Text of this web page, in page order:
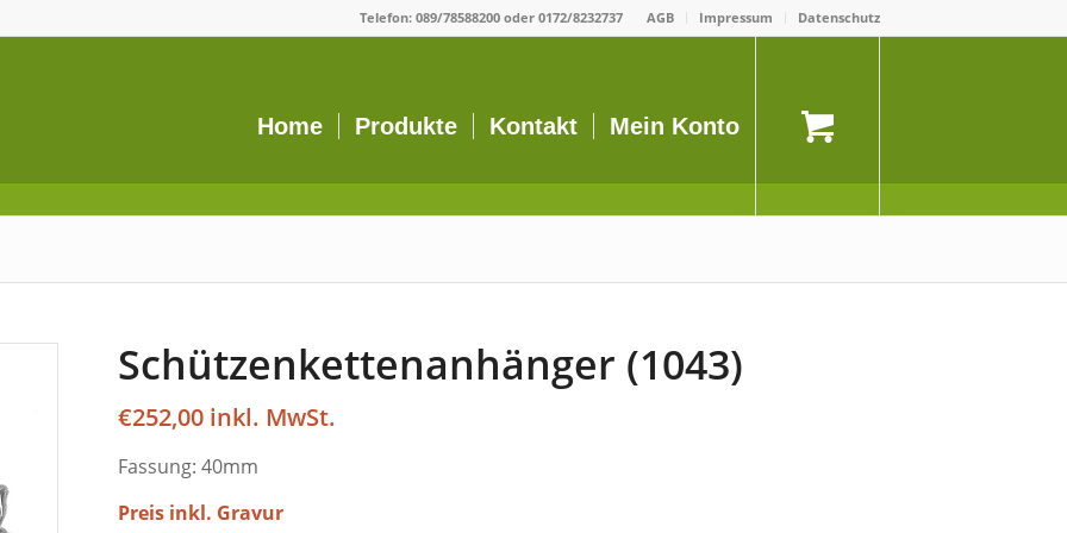
AGB Impressum Datenschutz
Telefon: 089/78588200 oder 0172/8232737
Home Produkte Kontakt Mein Konto
Schützenkettenanhänger (1043)
€252,00
Fassung: 40mm
Preis inkl. Gravur